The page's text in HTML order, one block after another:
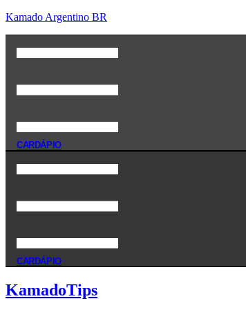
Kamado Argentino BR
CARDÁPIO
CARDÁPIO
KamadoTips